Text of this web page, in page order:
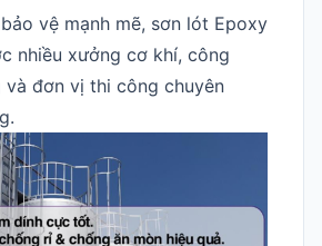
vệ mạnh mẽ, sơn lót Epoxy
nhiều xưởng cơ khí, công
đơn vị thi công chuyên